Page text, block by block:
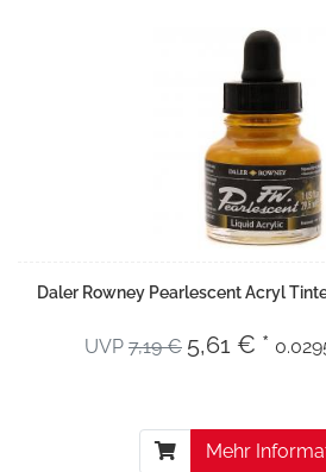
Daler Rowney Pearlescent Acryl
UVP 7,19 € 5,61 € *
Mehr